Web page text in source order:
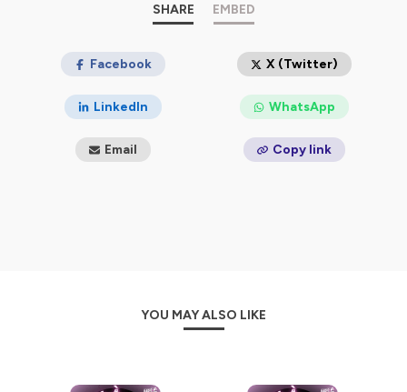
SHARE EMBED
Facebook X (Twitter)
LinkedIn WhatsApp
Email Copy link
YOU MAY ALSO LIKE